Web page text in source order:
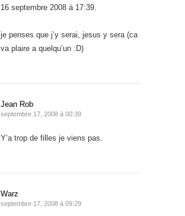
16 septembre 2008 à 17:39.
je penses que j’y serai, jesus y sera (ca
va plaire a quelqu’un :D)
Jean Rob
septembre 17, 2008 à 00:39
Y’a trop de filles je viens pas.
Warz
septembre 17, 2008 à 09:29